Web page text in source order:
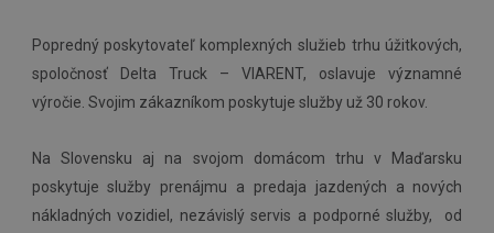
Popredný poskytovateľ komplexných služieb trhu úžitkových,
spoločnosť Delta Truck – VIARENT, oslavuje významné
výročie. Svojim zákazníkom poskytuje služby už 30 rokov.
Na Slovensku aj na svojom domácom trhu v Maďarsku
poskytuje služby prenájmu a predaja jazdených a nových
nákladných vozidiel, nezávislý servis a podporné služby, od